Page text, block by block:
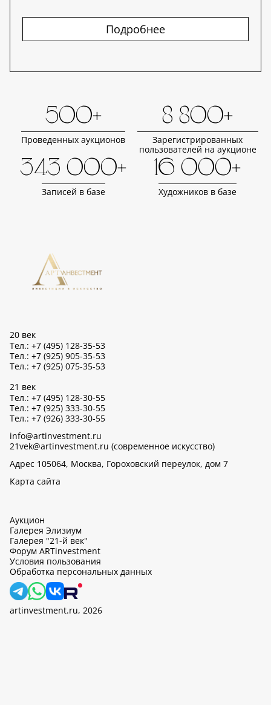
Подробнее
500+
Проведенных аукционов
8 800+
Зарегистрированных
пользователей на аукционе
343 000+
Записей в базе
16 000+
Художников в базе
20 век
Тел.: +7 (495) 128-35-53
Тел.: +7 (925) 905-35-53
Тел.: +7 (925) 075-35-53
21 век
Тел.: +7 (495) 128-30-55
Тел.: +7 (925) 333-30-55
Тел.: +7 (926) 333-30-55
info@artinvestment.ru
21vek@artinvestment.ru (современное искусство)
Адрес 105064, Москва, Гороховский переулок, дом 7
Карта сайта
Аукцион
Галерея Элизиум
Галерея "21-й век"
Форум ARTinvestment
Условия пользования
Обработка персональных данных
artinvestment.ru, 2026